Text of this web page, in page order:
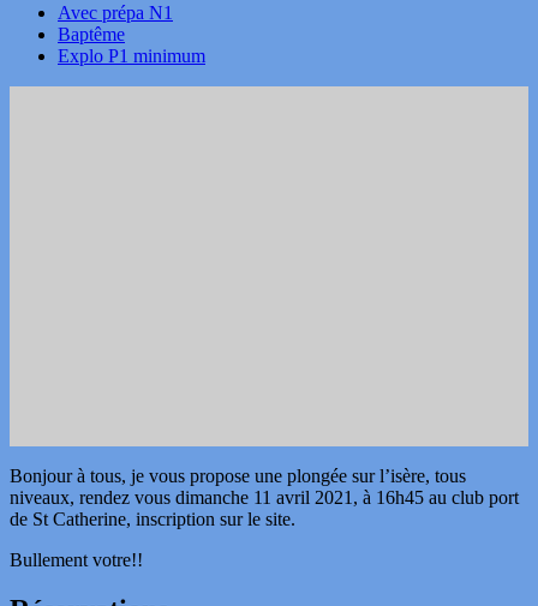
Avec prépa N1
Baptême
Explo P1 minimum
Bonjour à tous, je vous propose une plongée sur l’isère, tous
niveaux, rendez vous dimanche 11 avril 2021, à 16h45 au club port
de St Catherine, inscription sur le site.
Bullement votre!!